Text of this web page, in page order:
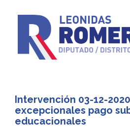
Intervención 03-12-
excepcionales pago
educacionales